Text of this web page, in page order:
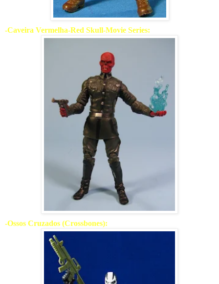
-Caveira Vermelha-Red Skull-Movie Series:
-Ossos Cruzados (Crossbones):